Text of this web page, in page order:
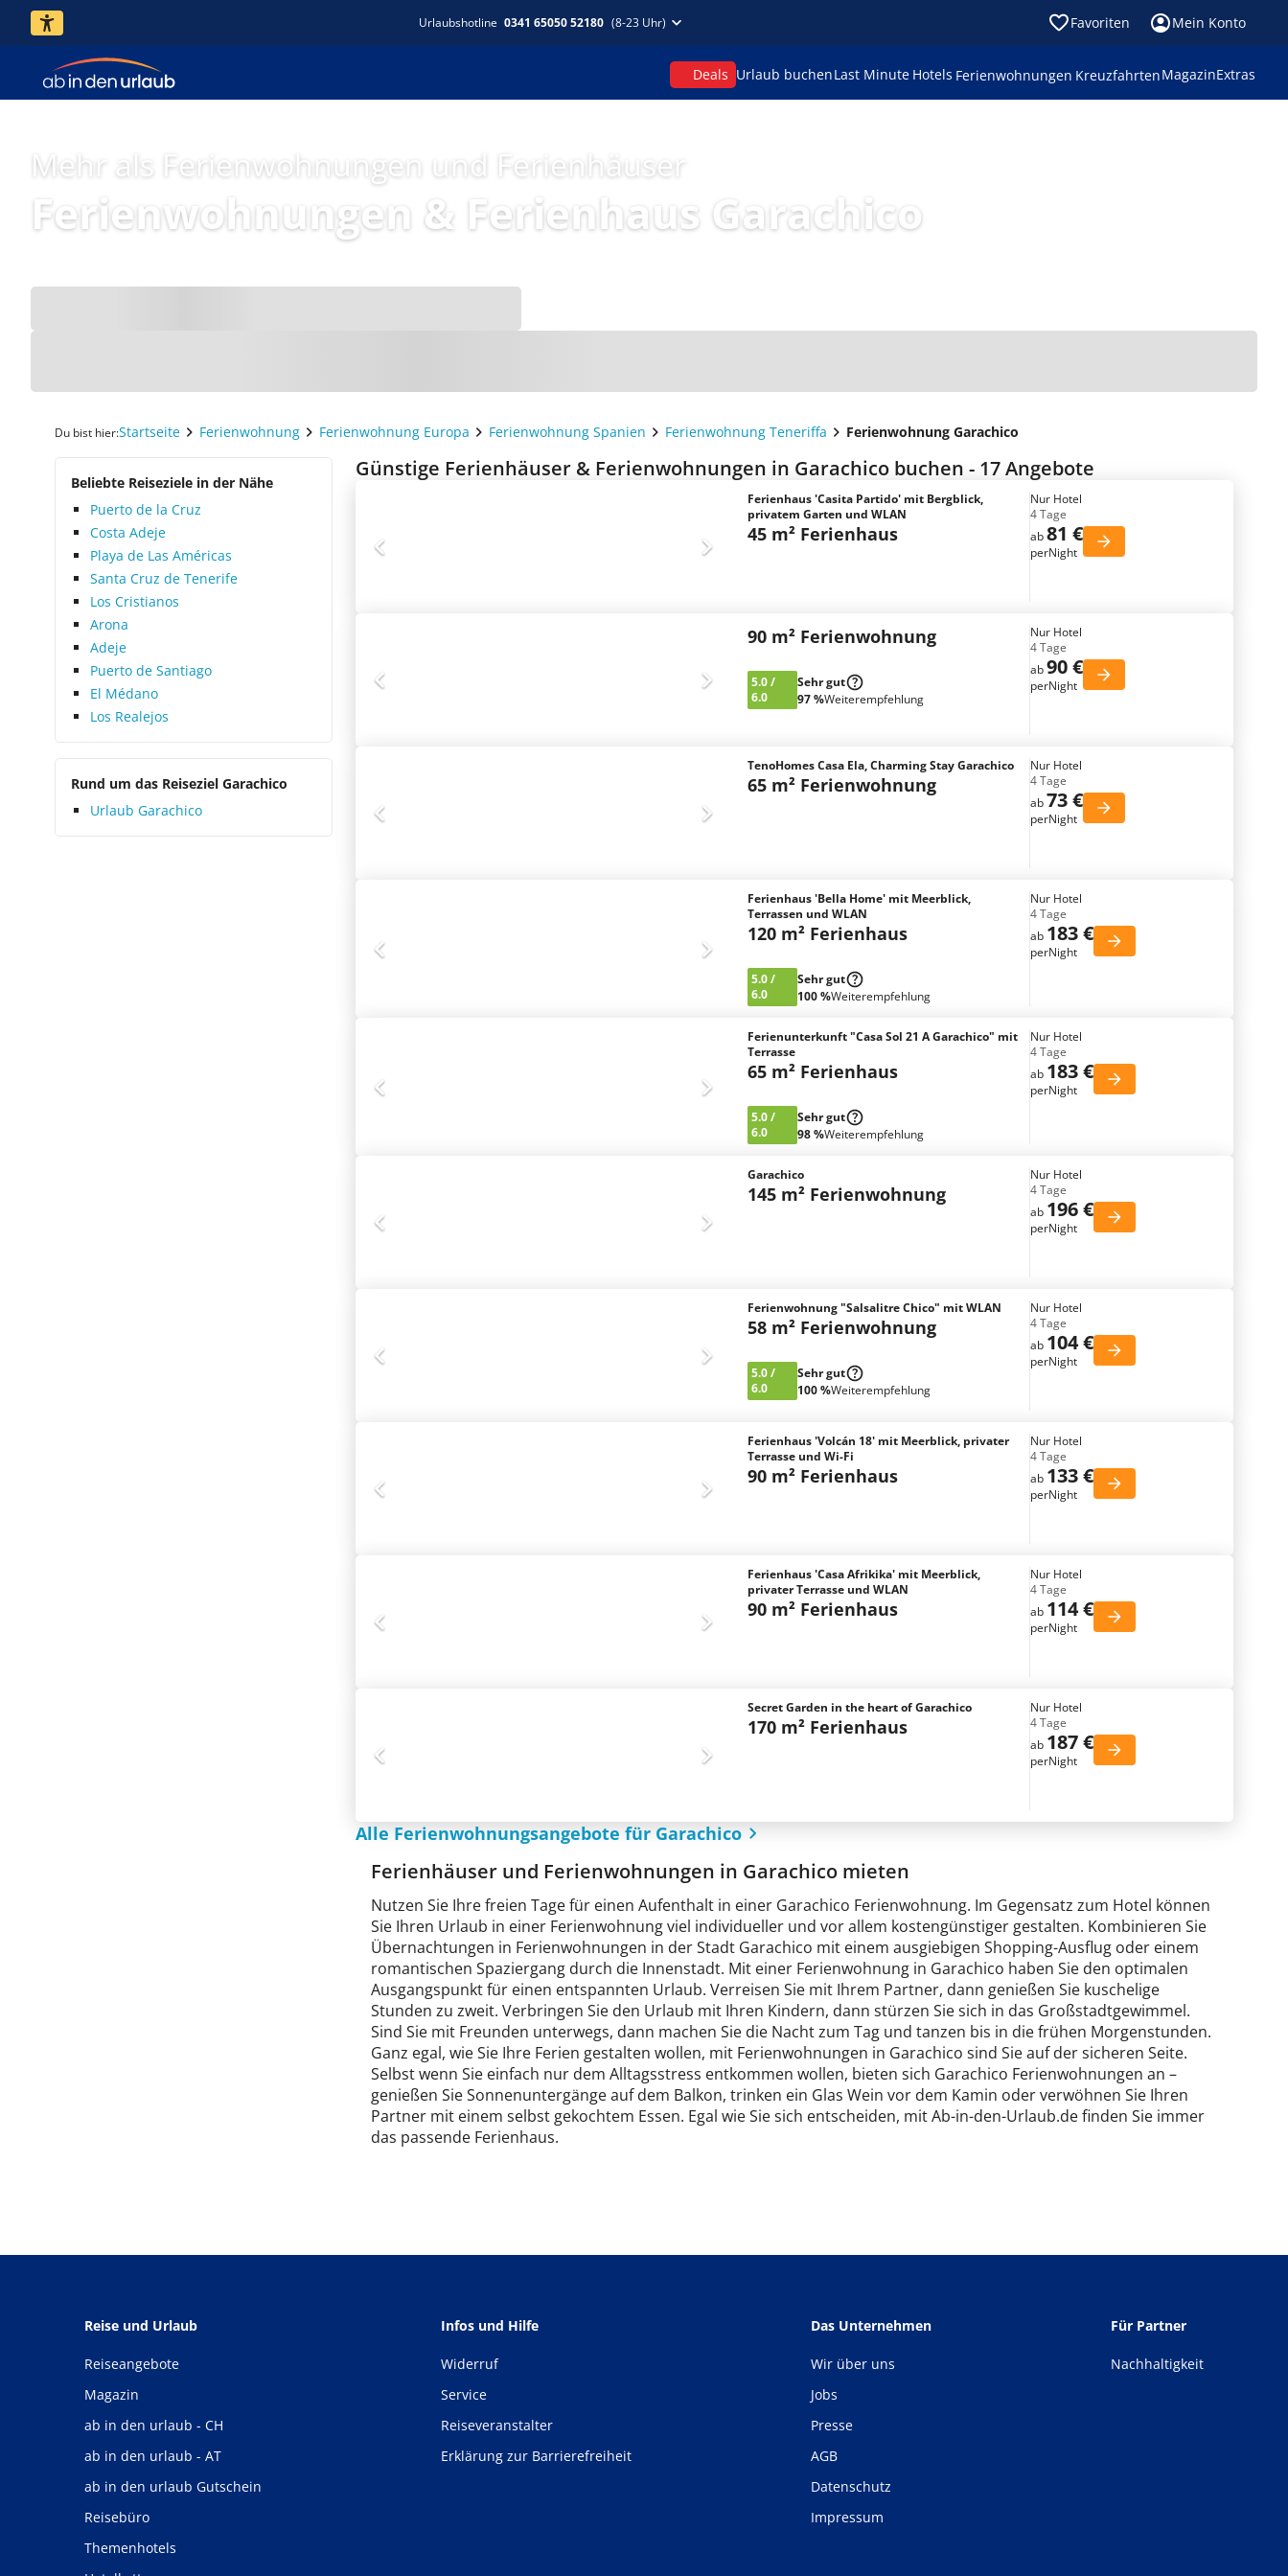
Urlaubshotline 0341 65050 52180 (8-23 Uhr) Favoriten Mein Konto
Deals Urlaub buchenLast Minute Hotels Ferienwohnungen KreuzfahrtenMagazinExtras
Mehr als Ferienwohnungen und Ferienhäuser
Ferienwohnungen & Ferienhaus Garachico
Du bist hier:Startseite Ferienwohnung Ferienwohnung Europa Ferienwohnung Spanien Ferienwohnung Teneriffa Ferienwohnung Garachico
Beliebte Reiseziele in der Nähe
Puerto de la Cruz
Costa Adeje
Playa de Las Américas
Santa Cruz de Tenerife
Los Cristianos
Arona
Adeje
Puerto de Santiago
El Médano
Los Realejos
Rund um das Reiseziel Garachico
Urlaub Garachico
Günstige Ferienhäuser & Ferienwohnungen in Garachico buchen - 17 Angebote
Ferienhaus 'Casita Partido' mit Bergblick,
privatem Garten und WLAN
45 m² Ferienhaus
Nur Hotel
4 Tage
ab81 €
perNight
90 m² Ferienwohnung
5.0/
6.0
Sehr gut
97 %Weiterempfehlung
Nur Hotel
4 Tage
ab90 €
perNight
TenoHomes Casa Ela, Charming Stay Garachico
65 m² Ferienwohnung
Nur Hotel
4 Tage
ab73 €
perNight
Ferienhaus 'Bella Home' mit Meerblick,
Terrassen und WLAN
120 m² Ferienhaus
5.0/
6.0
Sehr gut
100 %Weiterempfehlung
Nur Hotel
4 Tage
ab 183 €
perNight
Ferienunterkunft "Casa Sol 21 A Garachico" mit
Terrasse
65 m² Ferienhaus
5.0/
6.0
Sehr gut
98 %Weiterempfehlung
Nur Hotel
4 Tage
ab 183 €
perNight
Garachico
145 m² Ferienwohnung
Nur Hotel
4 Tage
ab 196 €
perNight
Ferienwohnung "Salsalitre Chico" mit WLAN
58 m² Ferienwohnung
5.0/
6.0
Sehr gut
100 %Weiterempfehlung
Nur Hotel
4 Tage
ab 104 €
perNight
Ferienhaus 'Volcán 18' mit Meerblick, privater
Terrasse und Wi-Fi
90 m² Ferienhaus
Nur Hotel
4 Tage
ab 133 €
perNight
Ferienhaus 'Casa Afrikika' mit Meerblick,
privater Terrasse und WLAN
90 m² Ferienhaus
Nur Hotel
4 Tage
ab 114 €
perNight
Secret Garden in the heart of Garachico
170 m² Ferienhaus
Nur Hotel
4 Tage
ab 187 €
perNight
Alle Ferienwohnungsangebote für Garachico
Ferienhäuser und Ferienwohnungen in Garachico mieten
Nutzen Sie Ihre freien Tage für einen Aufenthalt in einer Garachico Ferienwohnung. Im Gegensatz zum Hotel können
Sie Ihren Urlaub in einer Ferienwohnung viel individueller und vor allem kostengünstiger gestalten. Kombinieren Sie
Übernachtungen in Ferienwohnungen in der Stadt Garachico mit einem ausgiebigen Shopping-Ausflug oder einem
romantischen Spaziergang durch die Innenstadt. Mit einer Ferienwohnung in Garachico haben Sie den optimalen
Ausgangspunkt für einen entspannten Urlaub. Verreisen Sie mit Ihrem Partner, dann genießen Sie kuschelige
Stunden zu zweit. Verbringen Sie den Urlaub mit Ihren Kindern, dann stürzen Sie sich in das Großstadtgewimmel.
Sind Sie mit Freunden unterwegs, dann machen Sie die Nacht zum Tag und tanzen bis in die frühen Morgenstunden.
Ganz egal, wie Sie Ihre Ferien gestalten wollen, mit Ferienwohnungen in Garachico sind Sie auf der sicheren Seite.
Selbst wenn Sie einfach nur dem Alltagsstress entkommen wollen, bieten sich Garachico Ferienwohnungen an –
genießen Sie Sonnenuntergänge auf dem Balkon, trinken ein Glas Wein vor dem Kamin oder verwöhnen Sie Ihren
Partner mit einem selbst gekochtem Essen. Egal wie Sie sich entscheiden, mit Ab-in-den-Urlaub.de finden Sie immer
das passende Ferienhaus.
Reise und Urlaub
Reiseangebote
Magazin
ab in den urlaub - CH
ab in den urlaub - AT
ab in den urlaub Gutschein
Reisebüro
Themenhotels
Infos und Hilfe
Widerruf
Service
Reiseveranstalter
Erklärung zur Barrierefreiheit
Das Unternehmen
Wir über uns
Jobs
Presse
AGB
Datenschutz
Impressum
Für Partner
Nachhaltigkeit